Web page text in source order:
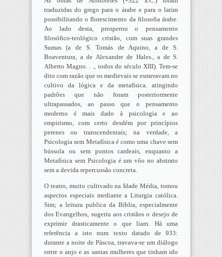
traduzidas do grego para o árabe e para o latim
possibilitando o florescimento da filosofia árabe.
Ao lado desta, prosperou o pensamento
filosófico-teológico cristão, com suas grandes
Sumas (a de S. Tomás de Aquino, a de S.
Boaventura, a de Alexandre de Hales., a de S.
Alberto Magno. . ., todos do século XIII). Tem-se
dito com razão que os medievais se esmeravam no
cultivo da lógica e da metafísica. atingindo
padrões que não foram posteriormente
ultrapassados, ao passo que o pensamento
moderno é mais dado à psicologia e ao
empirismo, com certo desdém por princípios
perenes ou transcendentais; na verdade, a
Psicologia sem Metafísica é como uma chave sem
bússola ou sem pontos cardeais, enquanto a
Metafísica sem Psicologia é um vôo no abstrato
sem a devida repercussão concreta.
O teatro, muito cultivado na Idade Média, tomou
aspectos especiais mediante a Liturgia católica.
Sim; a leitura publica da Bíblia, especialmente
dos Evangelhos, sugeriu aos cristãos o desejo de
exprimir drasticamente o que liam. Há uma
referência a isto num texto datado de 933:
durante a noite de Páscoa, travava-se um diálogo
entre o anjo e as santas mulheres que tinham ido